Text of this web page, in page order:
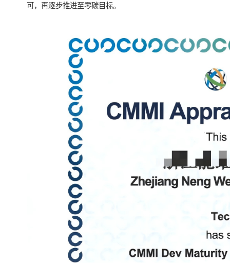
可，再逐步推进至零碳目标。